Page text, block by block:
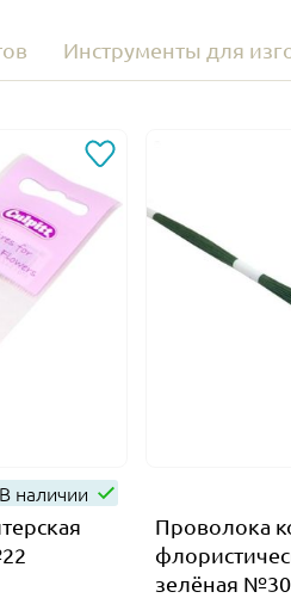
Инструменты для
В наличии
Проволока
зелёная №30